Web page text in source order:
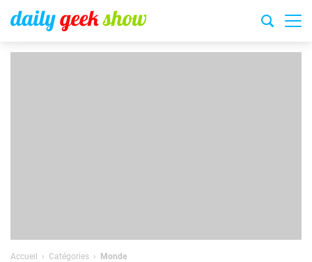
Accueil Catégories Monde